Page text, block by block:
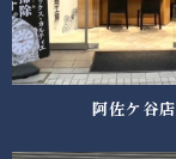
阿佐ケ谷店